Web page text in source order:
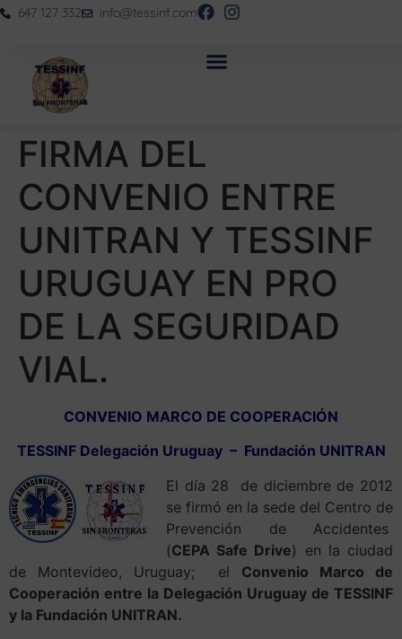
647 127 332 info@tessinf.com
FIRMA DEL
CONVENIO ENTRE
UNITRAN Y TESSINF
URUGUAY EN PRO
DE LA SEGURIDAD
VIAL.
CONVENIO MARCO DE COOPERACIÓN
TESSINF Delegación Uruguay – Fundación UNITRAN
El día 28 de diciembre de 2012
se firmó en la sede del Centro de
Prevención de Accidentes
(CEPA Safe Drive) en la ciudad
de Montevideo, Uruguay; el Convenio Marco de
Cooperación entre la Delegación Uruguay de TESSINF
y la Fundación UNITRAN.